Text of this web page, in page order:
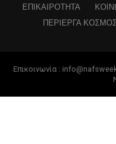
ΕΠΙΚΑΙΡΟΤΗΤΑ
ΠΕΡΙΕΡΓΑ
Επικοινωνία :